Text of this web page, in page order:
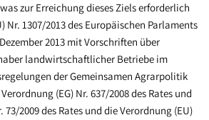
zur Erreichung dieses Ziels erforderlich
Nr. 1307/2013 des Europäischen Parlaments
2013 mit Vorschriften über
landwirtschaftlicher Betriebe im
der Gemeinsamen Agrarpolitik
(EG) Nr. 637/2008 des Rates und
73/2009 des Rates und die Verordnung (EU)